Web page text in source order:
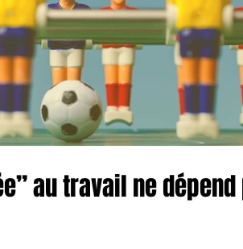
au travail ne